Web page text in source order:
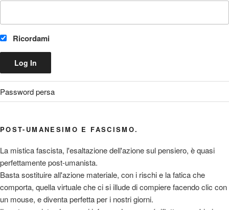
Ricordami
Password persa
POST-UMANESIMO E FASCISMO.
La mistica fascista, l'esaltazione dell'azione sul pensiero, è quasi
perfettamente post-umanista.
Basta sostituire all'azione materiale, con i rischi e la fatica che
comporta, quella virtuale che ci si illude di compiere facendo clic con
un mouse, e diventa perfetta per i nostri giorni.